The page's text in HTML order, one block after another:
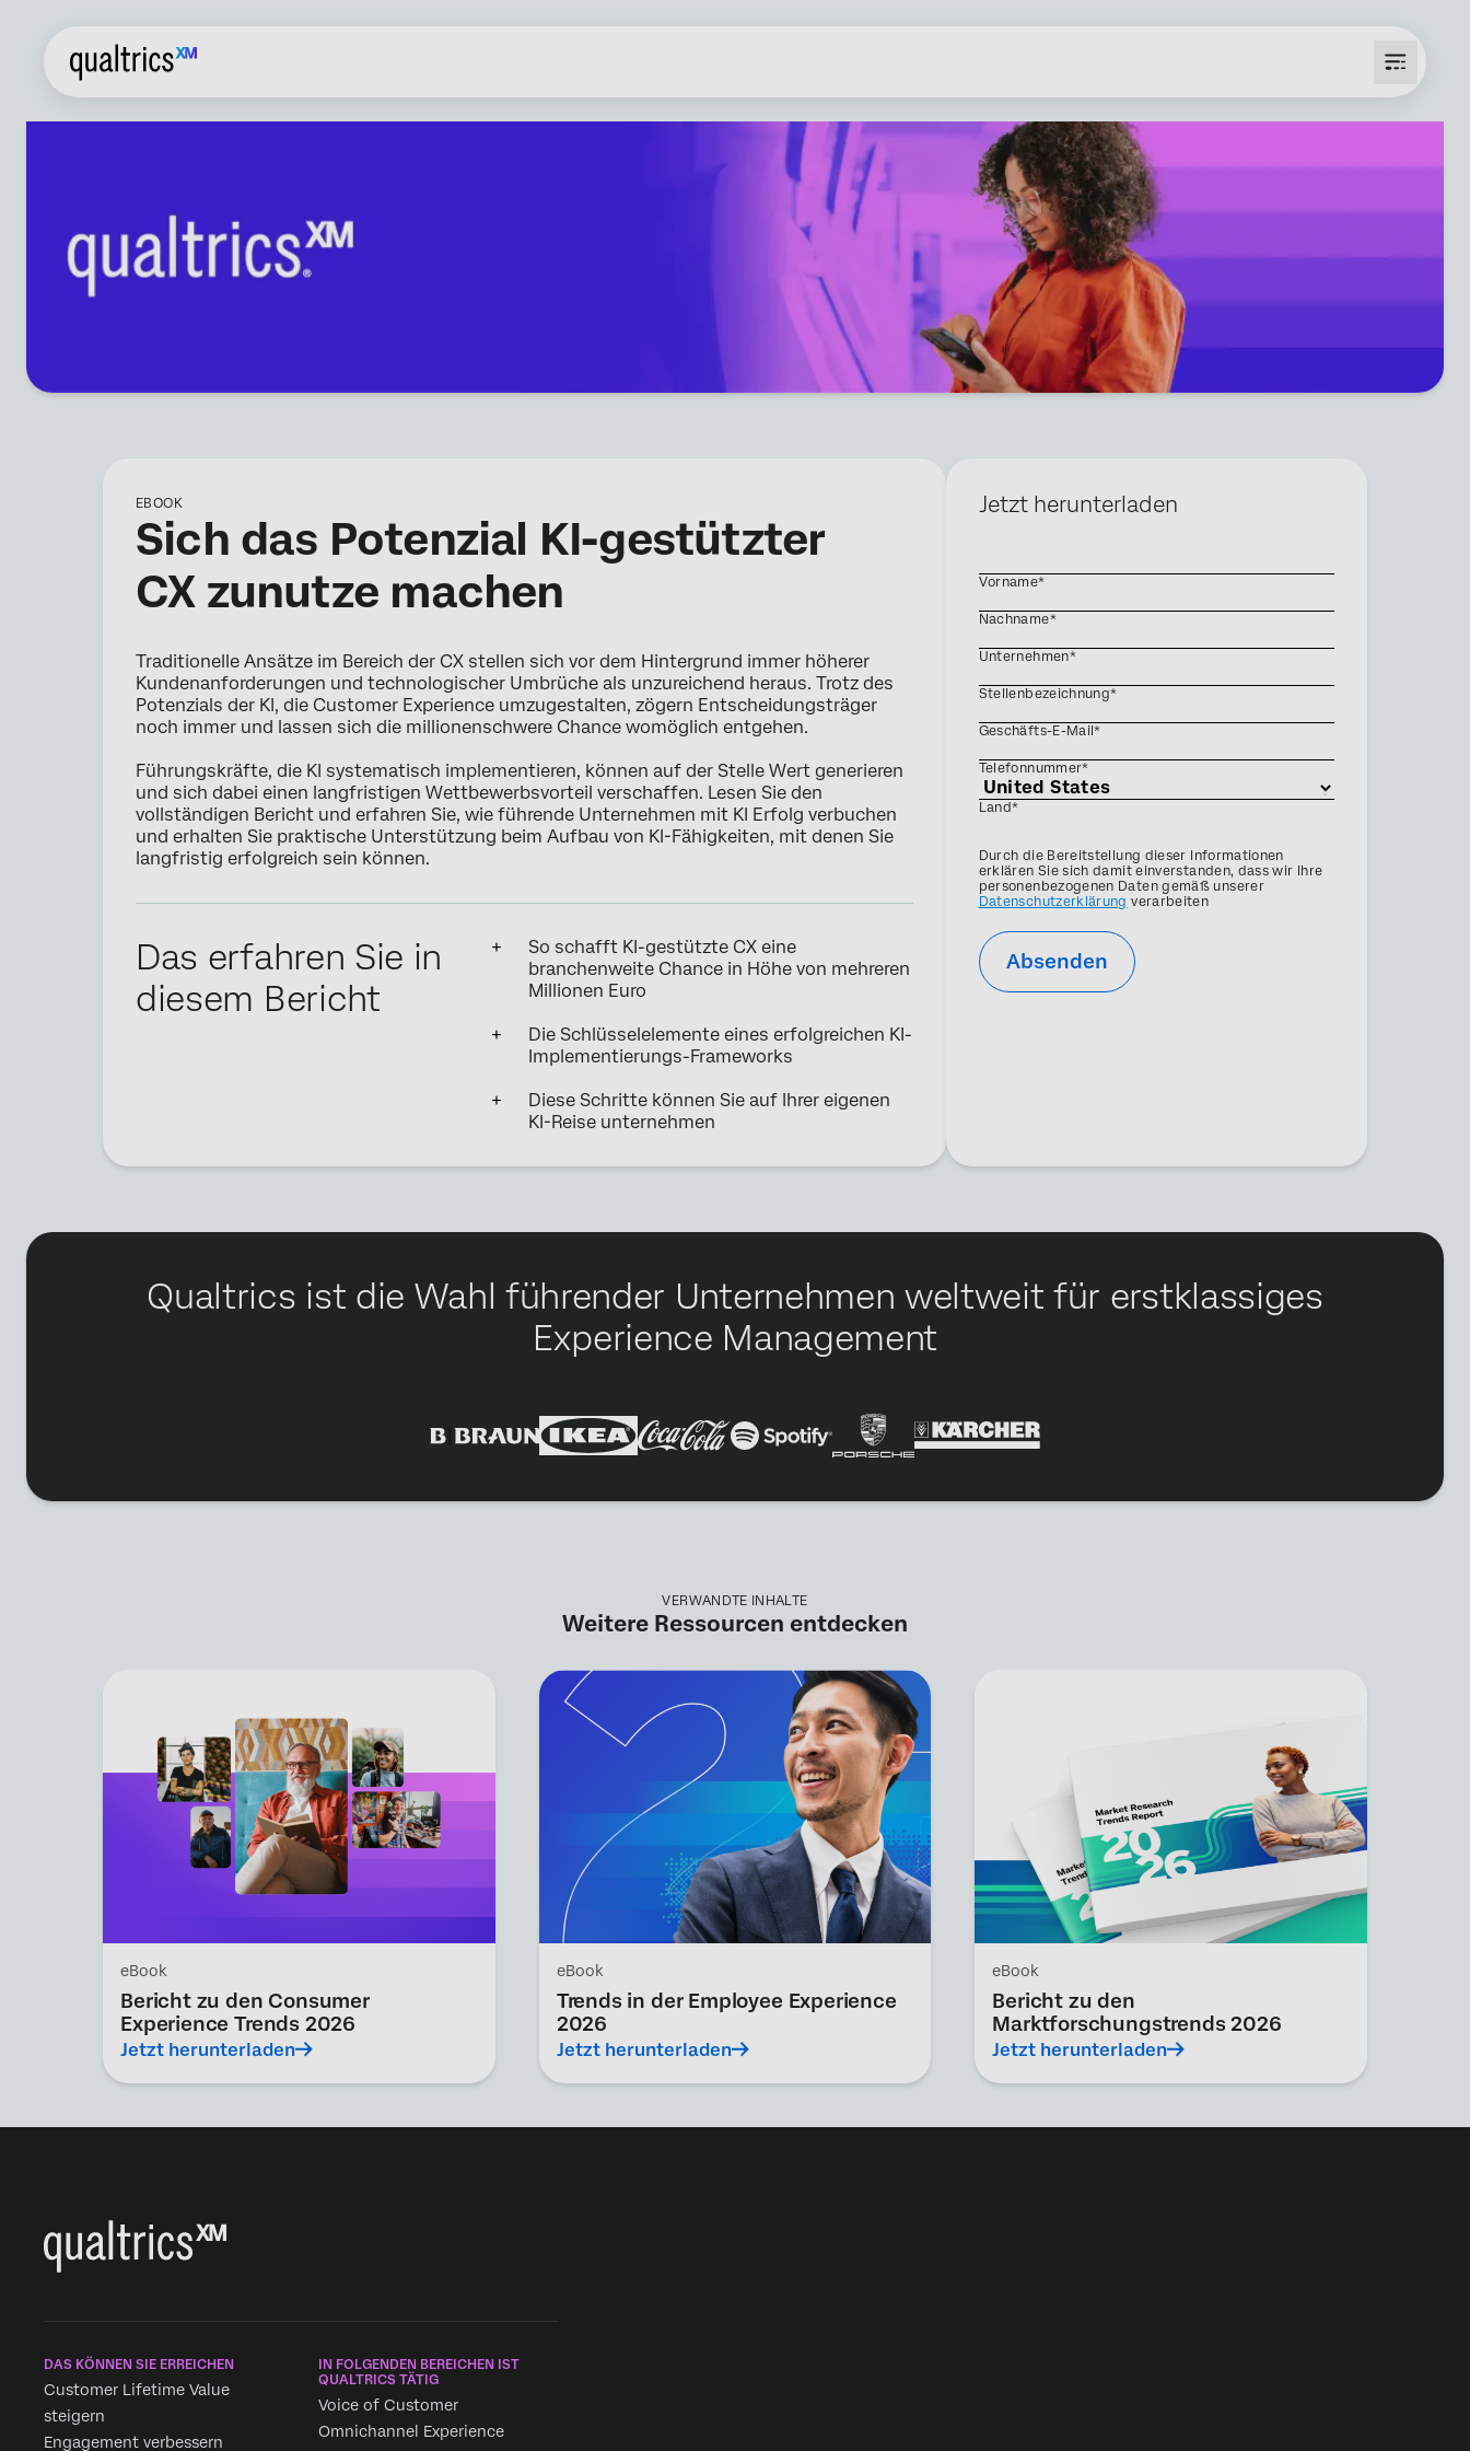
EBOOK
Sich das Potenzial KI-gestützter
CX zunutze machen
Traditionelle Ansätze im Bereich der CX stellen sich vor dem Hintergrund immer höherer
Kundenanforderungen und technologischer Umbrüche als unzureichend heraus. Trotz des
Potenzials der KI, die Customer Experience umzugestalten, zögern Entscheidungsträger
noch immer und lassen sich die millionenschwere Chance womöglich entgehen.
Führungskräfte, die KI systematisch implementieren, können auf der Stelle Wert generieren
und sich dabei einen langfristigen Wettbewerbsvorteil verschaffen. Lesen Sie den
vollständigen Bericht und erfahren Sie, wie führende Unternehmen mit KI Erfolg verbuchen
und erhalten Sie praktische Unterstützung beim Aufbau von KI-Fähigkeiten, mit denen Sie
langfristig erfolgreich sein können.
Das erfahren Sie in
diesem Bericht
So schafft KI-gestützte CX eine
branchenweite Chance in Höhe von mehreren
Millionen Euro
Die Schlüsselelemente eines erfolgreichen KI-
Implementierungs-Frameworks
Diese Schritte können Sie auf Ihrer eigenen
KI-Reise unternehmen
Jetzt herunterladen
Vorname*
Nachname*
Unternehmen*
Stellenbezeichnung*
Geschäfts-E-Mail*
Telefonnummer*
Land*
Privacy
Optin
Durch die Bereitstellung dieser Informationen
erklären Sie sich damit einverstanden, dass wir Ihre
personenbezogenen Daten gemäß unserer
Datenschutzerklärung verarbeiten
Absenden
Qualtrics ist die Wahl führender Unternehmen weltweit für erstklassiges
Experience Management
VERWANDTE INHALTE
Weitere Ressourcen entdecken
eBook
Bericht zu den Consumer
Experience Trends 2026
Jetzt herunterladen
eBook
Trends in der Employee Experience
2026
Jetzt herunterladen
eBook
Bericht zu den
Marktforschungstrends 2026
Jetzt herunterladen
DAS KÖNNEN SIE ERREICHEN
Customer Lifetime Value
steigern
Engagement verbessern
IN FOLGENDEN BEREICHEN IST
QUALTRICS TÄTIG
Voice of Customer
Omnichannel Experience